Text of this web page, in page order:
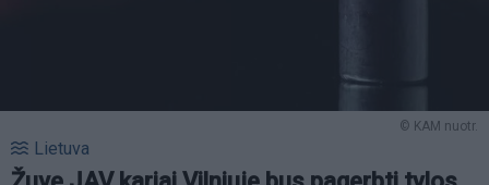
© KAM nuotr.
Lietuva